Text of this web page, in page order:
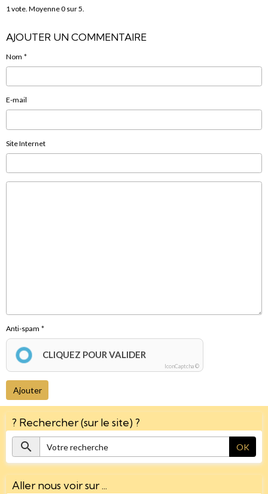
1 vote. Moyenne0 sur 5.
AJOUTER UN COMMENTAIRE
Nom
E-mail
Site Internet
Anti-spam
CLIQUEZ POUR VALIDER
IconCaptcha ©
Ajouter
? Rechercher (sur le site) ?
OK
Aller nous voir sur ...